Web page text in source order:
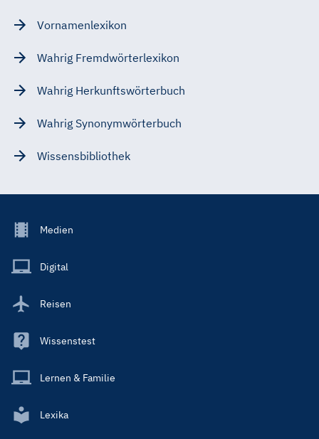
Vornamenlexikon
Wahrig Fremdwörterlexikon
Wahrig Herkunftswörterbuch
Wahrig Synonymwörterbuch
Wissensbibliothek
Footer
Main
Medien
Digital
Reisen
Wissenstest
Lernen & Familie
Lexika